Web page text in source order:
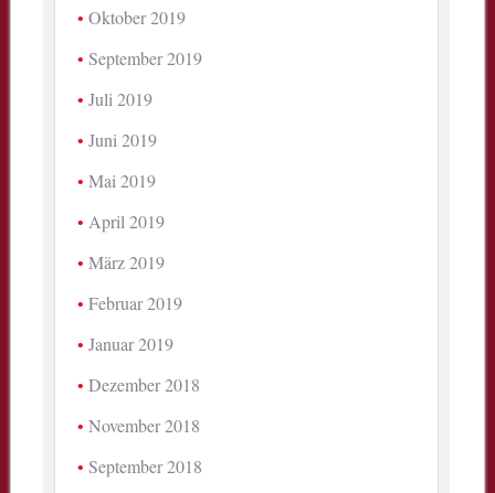
Oktober 2019
September 2019
Juli 2019
Juni 2019
Mai 2019
April 2019
März 2019
Februar 2019
Januar 2019
Dezember 2018
November 2018
September 2018